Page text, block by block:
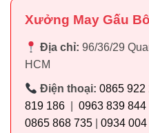
Xưởng May Gấu
Địa chỉ:96/36/29
HCM
Điện thoại:0865 922
819 186
0963 839 844
0865 868 735
0934 004